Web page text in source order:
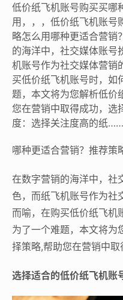
低价纸飞机账号购买买哪
用，，，低价纸飞机账号
略怎么用哪种更适合营销
的海洋中，社交媒体账号
机账号作为社交媒体营销
买低价纸飞机账号时，如
题，本文将为您解析低价
您在营销中取得成功，选
度：选择关注度高的纸……
哪种更适合营销？推荐策
在数字营销的海洋中，社
色，而纸飞机账号作为社
而喻，在购买低价纸飞机
为了一个难题，本文将为
择策略,帮助您在营销中取
选择适合的低价纸飞机账